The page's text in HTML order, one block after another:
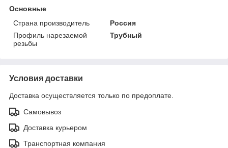
Основные
Страна производитель
Россия
Профиль нарезаемой
резьбы
Трубный
Условия доставки
Доставка осуществляется только по предоплате.
Самовывоз
Доставка курьером
Транспортная компания